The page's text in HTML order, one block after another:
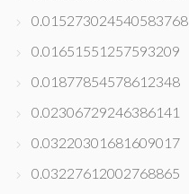
0.015273024540583768
0.01651551257593209
0.01877854578612348
0.02306729246386141
0.03220301681609017
0.03227612002768865